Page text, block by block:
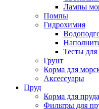
Лампы
Помпы
Гидрохимия
Тесты
Грунт
Корма для
Аксессуары
Пруд
Корма для пруда
Фильтры для